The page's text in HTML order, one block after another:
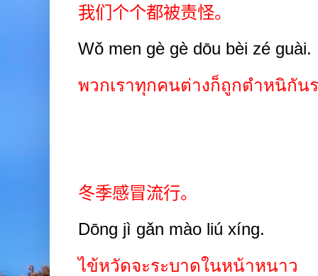
我们个个都被责怪。
Wǒ men gè gè dōu bèi zé guài.
พวกเราทุกคนต่างก็ถูกตำหนิกัน
冬季感冒流行。
Dōng jì gǎn mào liú xíng.
ไข้หวัดจะระบาดในหน้าหนาว